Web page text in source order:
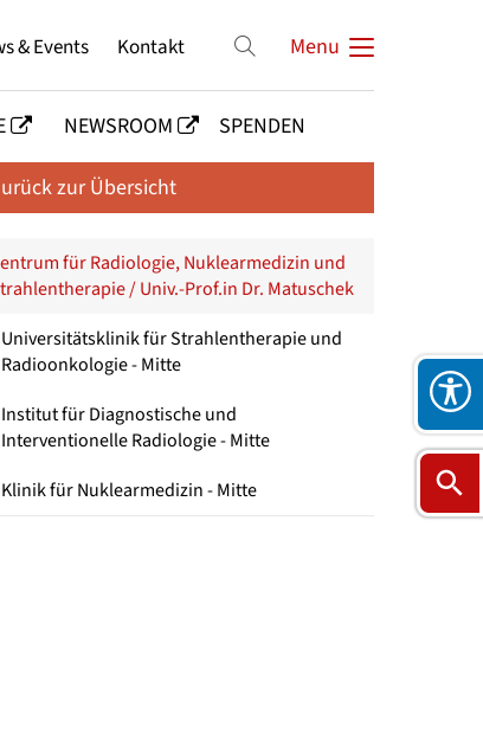
Menu
NEWSROOM SPENDEN
& Events Kontakt
zur Übersicht
für Radiologie, Nuklearmedizin und
/ Univ.-Prof.in Dr. Matuschek
Universitätsklinik für Strahlentherapie und
Radioonkologie - Mitte
Institut für Diagnostische und
Interventionelle Radiologie - Mitte
Klinik für Nuklearmedizin - Mitte